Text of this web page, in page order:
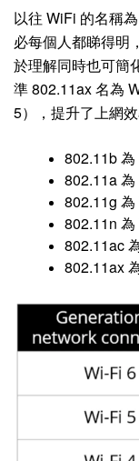
以往 WiFi 的名稱
必每個人都睇得明
於理解同時也可簡
準 802.11ax 名為
5），提升了上網效
802.11b 為
802.11a
802.11g
802.11n
802.11ac
802.11ax